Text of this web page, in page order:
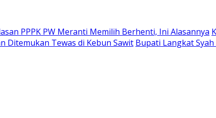
PPPK PW Meranti Memilih Berhenti, Ini Alasannya
Ditemukan Tewas di Kebun Sawit Bupati Langkat